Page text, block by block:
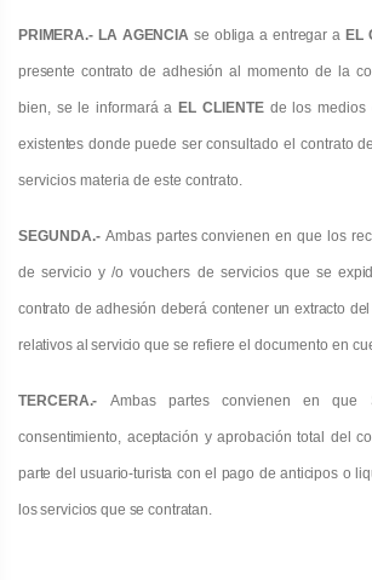
PRIMERA.- LA AGENCIA se obliga a entregar a EL
presente contrato de adhesión al momento de la
bien, se le informará a EL CLIENTE de los medios
existentes dondepuede ser consultado el contrato
servicios materia de este contrato.
SEGUNDA.- Ambas partes convienen en que los
de servicio y /o vouchers de servicios que se
contrato de adhesión deberá contener un extracto
relativos al servicioque se refiere el documento en
TERCERA.- Ambas partes convienen en
consentimiento, aceptación y aprobación total del
parte del usuario-turista con el pago de anticipos o
los servicios que se contratan.